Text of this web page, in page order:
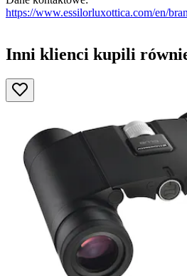
https://www.essilorluxottica.com/en/
Inni klienci kupili